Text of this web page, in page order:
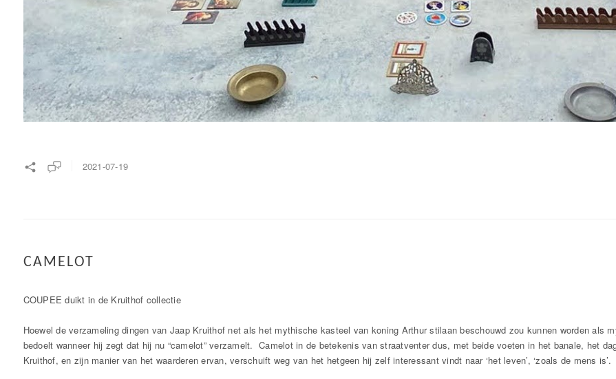
2021-07-19
CAMELOT
COUPEE duikt in de Kruithof collectie
Hoewel de verzameling dingen van Jaap Kruithof net als het mythische kasteel van koning Arthur stilaan beschouwd zou kunnen worden als
bedoelt wanneer hij zegt dat hij nu “camelot” verzamelt. Camelot in de betekenis van straatventer dus, met beide voeten in het banale, het
Kruithof, en zijn manier van het waarderen ervan, verschuift weg van het hetgeen hij zelf interessant vindt naar ‘het leven’, ‘zoals de mens is’.